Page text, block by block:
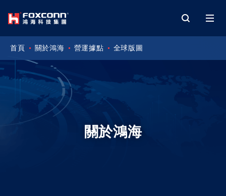
關於鴻海
首頁 關於鴻海 營運據點 全球版圖